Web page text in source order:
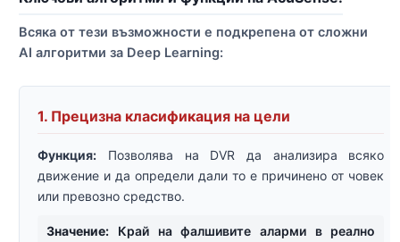
Всяка от тези възможности е подкрепена от сложни
AI алгоритми за Deep Learning:
1. Прецизна класификация на цели
Функция: Позволява на DVR да анализира всяко
движение и да определи дали то е причинено от човек
или превозно средство.
Значение: Край на фалшивите аларми в реално